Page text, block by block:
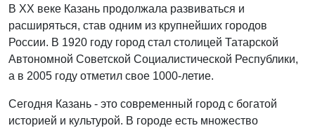
В XX веке Казань продолжала развиваться и
расширяться, став одним из крупнейших городов
России. В 1920 году город стал столицей Татарской
Автономной Советской Социалистической Республики,
а в 2005 году отметил свое 1000-летие.
Сегодня Казань - это современный город с богатой
историей и культурой. В городе есть множество